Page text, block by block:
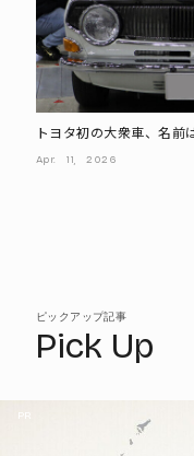
トヨタ初の大衆車、名前
Apr. 11, 2026
ピックアップ記事
Pick Up
PR